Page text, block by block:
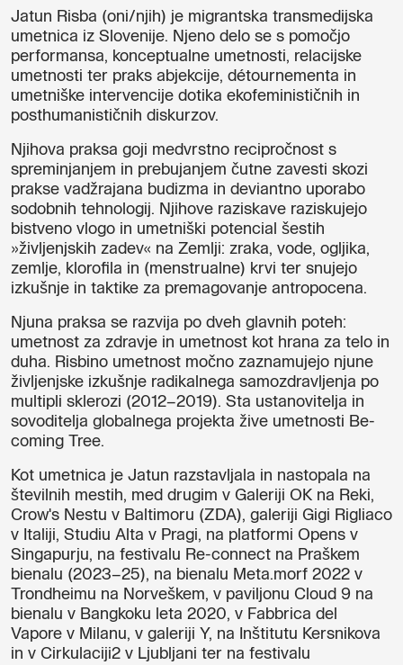
Jatun Risba (oni/njih) je migrantska transmedijska
umetnica iz Slovenije. Njeno delo se s pomočjo
performansa, konceptualne umetnosti, relacijske
umetnosti ter praks abjekcije, détournementa in
umetniške intervencije dotika ekofeminističnih in
posthumanističnih diskurzov.
Njihova praksa goji medvrstno recipročnost s
spreminjanjem in prebujanjem čutne zavesti skozi
prakse vadžrajana budizma in deviantno uporabo
sodobnih tehnologij. Njihove raziskave raziskujejo
bistveno vlogo in umetniški potencial šestih
»življenjskih zadev« na Zemlji: zraka, vode, ogljika,
zemlje, klorofila in (menstrualne) krvi ter snujejo
izkušnje in taktike za premagovanje antropocena.
Njuna praksa se razvija po dveh glavnih poteh:
umetnost za zdravje in umetnost kot hrana za telo in
duha. Risbino umetnost močno zaznamujejo njune
življenjske izkušnje radikalnega samozdravljenja po
multipli sklerozi (2012–2019). Sta ustanovitelja in
sovoditelja globalnega projekta žive umetnosti Be-
coming Tree.
Kot umetnica je Jatun razstavljala in nastopala na
številnih mestih, med drugim v Galeriji OK na Reki,
Crow's Nestu v Baltimoru (ZDA), galeriji Gigi Rigliaco
v Italiji, Studiu Alta v Pragi, na platformi Opens v
Singapurju, na festivalu Re-connect na Praškem
bienalu (2023–25), na bienalu Meta.morf 2022 v
Trondheimu na Norveškem, v paviljonu Cloud 9 na
bienalu v Bangkoku leta 2020, v Fabbrica del
Vapore v Milanu, v galeriji Y, na Inštitutu Kersnikova
in v Cirkulaciji2 v Ljubljani ter na festivalu